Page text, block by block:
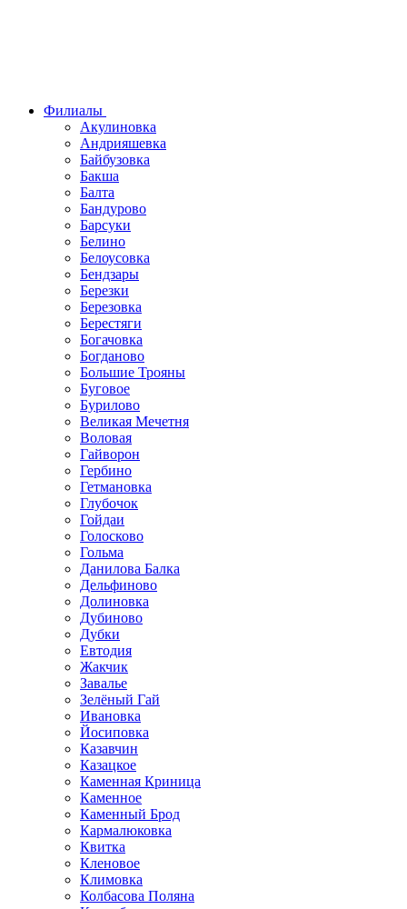
Филиалы
Акулиновка
Андрияшевка
Байбузовка
Бакша
Балта
Бандурово
Барсуки
Белино
Белоусовка
Бендзары
Березки
Березовка
Берестяги
Богачовка
Богданово
Большие Трояны
Буговое
Бурилово
Великая Мечетня
Воловая
Гайворон
Гербино
Гетмановка
Глубочок
Гойдаи
Голосково
Гольма
Данилова Балка
Дельфиново
Долиновка
Дубиново
Дубки
Евтодия
Жакчик
Завалье
Зелёный Гай
Ивановка
Йосиповка
Казавчин
Казацкое
Каменная Криница
Каменное
Каменный Брод
Кармалюковка
Квитка
Кленовое
Климовка
Колбасова Поляна